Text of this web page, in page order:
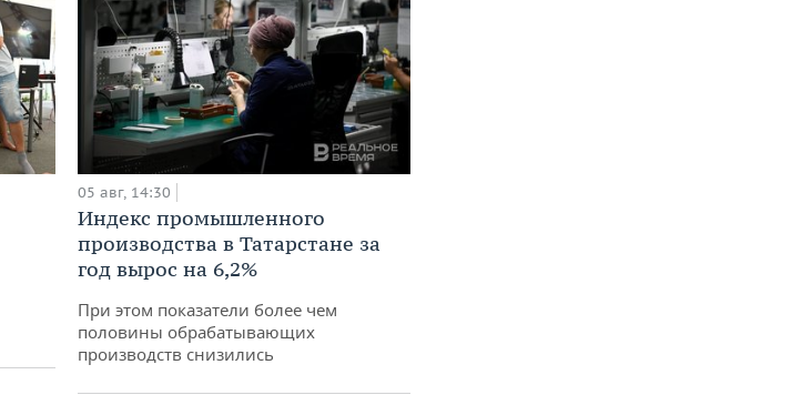
05 авг, 14:30
Индекс промышленного
производства в Татарстане за
год вырос на 6,2%
При этом показатели более чем
половины обрабатывающих
производств снизились